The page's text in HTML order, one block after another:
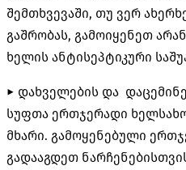
შემთხვევაში, თუ ვერ
გაშრობას, გამოიყენეთ
ხელის ანტისეპტიკური
► დახველების და
სუფთა ერთჯერადი
მხარი. გამოყენებული
გადააგდეთ